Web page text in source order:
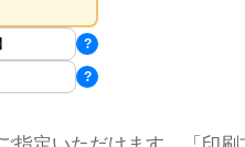
?
?